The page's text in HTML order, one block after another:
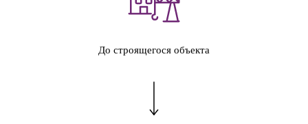
До строящегося объекта